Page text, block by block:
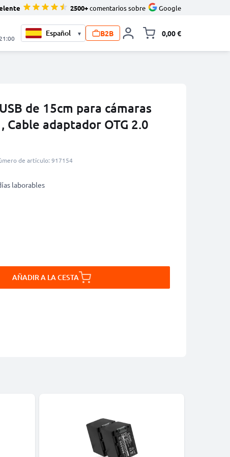
2500+comentarios sobre Google
▾ B2B 0,00 €
de 15cm para cámaras
Cable adaptador OTG 2.0
de artículo: 917154
laborables
AÑADIR A LA CESTA